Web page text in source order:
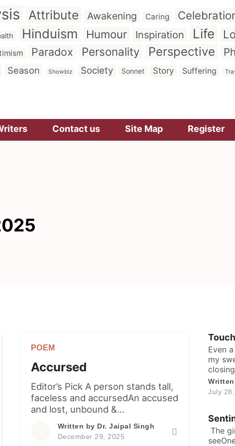
Attribute Awakening Caring
Hinduism Humour Inspiration Life
Paradox Personality Perspective
Season Showbiz Society Sonnet Story Suffering
Contact us Site Map Register
POEM
Accursed
Editor’s Pick A person stands tall,
faceless and accursedAn accused
and lost, unbound &
whispered, and truths untoldWill
the shadows ever unclog or fate
Written by Dr. Jaipal Singh
December 29, 2025
Even
my
may
leaves
July
The